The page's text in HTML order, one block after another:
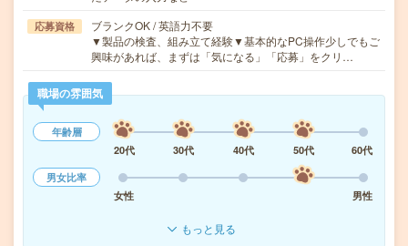
応募資格
ブランクOK / 英語力不要
▼製品の検査、組み立て経験▼基本的なPC操作少しでもご
興味があれば、まずは「気になる」「応募」をクリ…
職場の雰囲気
年齢層
20代
30代 40代 50代
60代
男女比率
女性
男性
もっと見る